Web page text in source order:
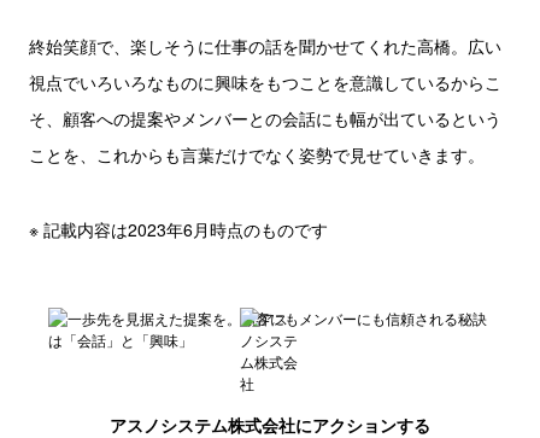
終始笑顔で、楽しそうに仕事の話を聞かせてくれた高橋。広い
視点でいろいろなものに興味をもつことを意識しているからこ
そ、顧客への提案やメンバーとの会話にも幅が出ているという
ことを、これからも言葉だけでなく姿勢で見せていきます。
※ 記載内容は2023年6月時点のものです
アスノシステム株式会社にアクションする